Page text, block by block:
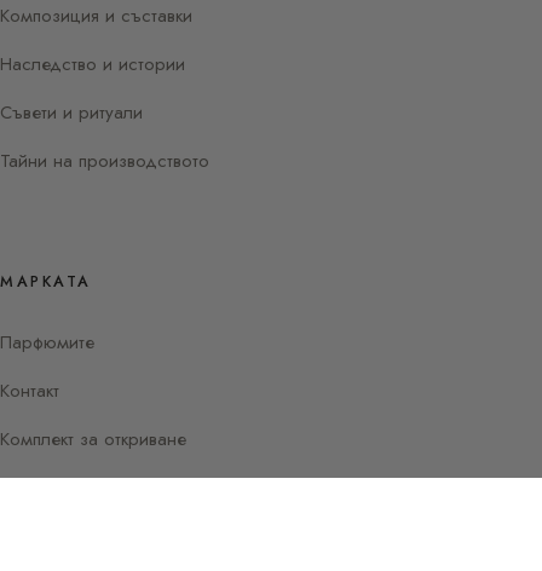
Композиция и съставки
Наследство и истории
Съвети и ритуали
Тайни на производството
МАРКАТА
Парфюмите
Контакт
Комплект за откриване